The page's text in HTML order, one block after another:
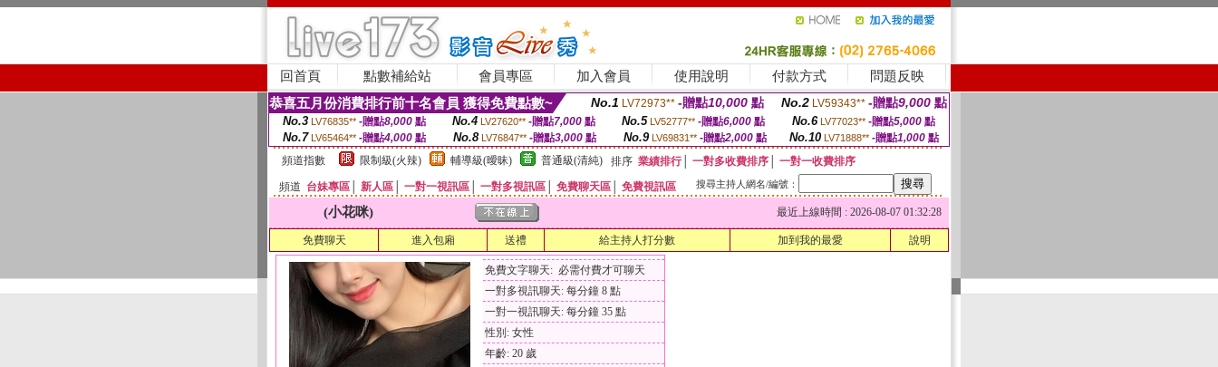
回首頁 點數補給站 會員專區 加入會員 使用說明 付款方式 問題反映
恭喜五月份消費排行前十名會員 獲得免費點數~ No.1 LV72973** -贈點10,000 點 No.2 LV59343** -贈點9,000 點
No.3 LV76835** -贈點8,000點 No.4 LV27620** -贈點7,000點 No.5 LV52777** -贈點6,000點 No.6 LV77023** -贈點5,000點
No.7 LV65464** -贈點4,000 點 No.8 LV76847** -贈點3,000 點 No.9 LV69831** -贈點2,000點 No.10 LV71888** -贈點1,000 點
頻道指數
限制級(火辣) 輔導級(曖昧) 普通級(清純) 排序 業績排行│ 一對多收費排序
一對一收費排序
頻道 台妹專區 新人區 一對一視訊區 一對多視訊區 免費聊天區 免費視訊區 搜尋主持人網名/編號：
(小花咪) 最近上線時間 : 2026-08-07 01:32:28
免費聊天 進入包廂 送禮 給主持人打分數 加到我的最愛 說明
免費文字聊天: 必需付費才可聊天
一對多視訊聊天: 每分鐘 8 點
一對一視訊聊天: 每分鐘 35 點
性別: 女性
年齡: 20 歲